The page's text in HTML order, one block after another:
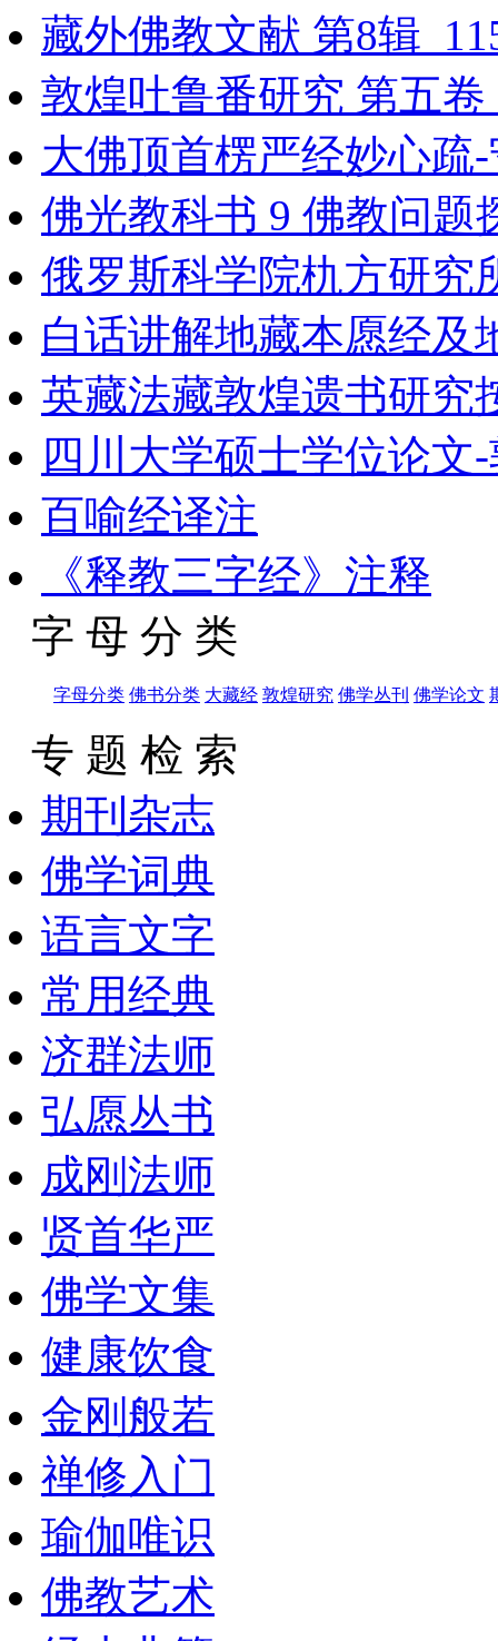
藏外佛教文献 第8辑
敦煌吐鲁番研究 第五
大佛顶首楞严经妙心疏
佛光教科书 9 佛教问题
俄罗斯科学院朹方研究
白话讲解地藏本愿经及
英藏法藏敦煌遗书研究
四川大学硕士学位论文
百喻经译注
《释教三字经》注释
字 母 分 类
字母分类 佛书分类 大藏经 敦煌研究 佛学丛刊 佛学论文
专 题 检 索
期刊杂志
佛学词典
语言文字
常用经典
济群法师
弘愿丛书
成刚法师
贤首华严
佛学文集
健康饮食
金刚般若
禅修入门
瑜伽唯识
佛教艺术